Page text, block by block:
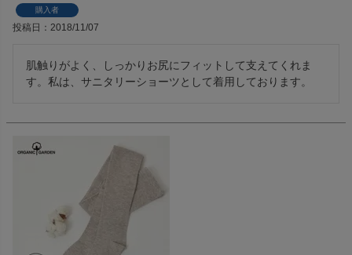
購入者
投稿日 2018/11/07
肌触りがよく、しっかりお尻にフィットして支えてくれま
す。私は、サニタリーショーツとして着用しております。